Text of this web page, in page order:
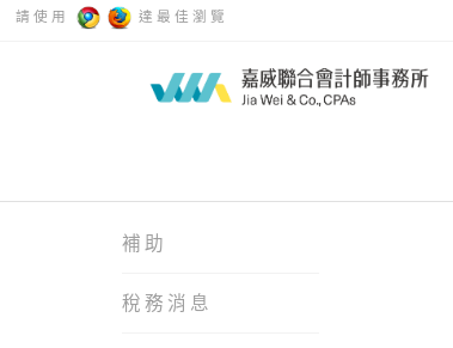
請使用 達最佳瀏覽
補助
稅務消息